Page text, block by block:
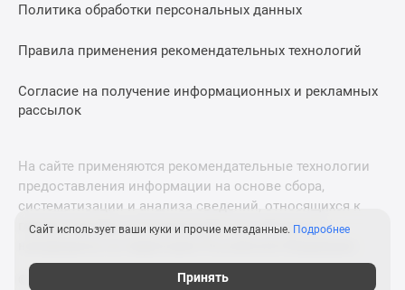
Москве
коттеджные
поселки
коттеджные
поселки
Коттеджные
поселки
Политика обработки персональных данных
Правила применения рекомендательных технологий
Согласие на получение информационных и рекламных
рассылок
На сайте применяются рекомендательные технологии
предоставления информации на основе сбора,
систематизации и анализа сведений, относящихся к
предпочтениям пользователей сети «Интернет»,
© 2011—2026 Новострой-М. Все права защищены. Всё,
Сайт использует ваши куки и прочие метаданные. Подробнее
Принять